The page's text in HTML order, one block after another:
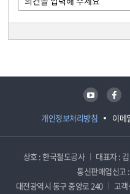
개인정보처리방침 이메
유튜브 페이스북
상호 : 한국철도공사 대표자 :
통신판매업신고
대전광역시 동구 중앙로 240
고